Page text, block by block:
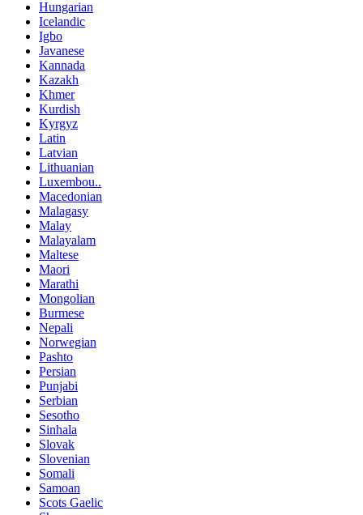
Hungarian
Icelandic
Igbo
Javanese
Kannada
Kazakh
Khmer
Kurdish
Kyrgyz
Latin
Latvian
Lithuanian
Luxembou..
Macedonian
Malagasy
Malay
Malayalam
Maltese
Maori
Marathi
Mongolian
Burmese
Nepali
Norwegian
Pashto
Persian
Punjabi
Serbian
Sesotho
Sinhala
Slovak
Slovenian
Somali
Samoan
Scots Gaelic